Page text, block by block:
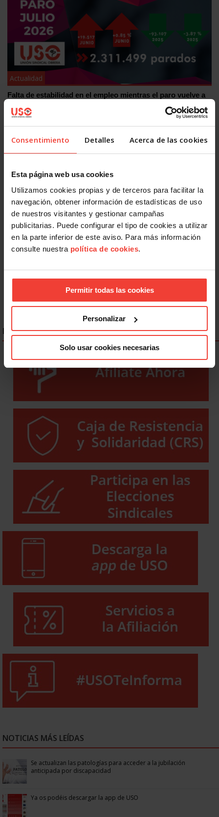
Consentimiento Detalles Acerca de las cookies
Esta página web usa cookies
Utilizamos cookies propias y de terceros para facilitar la
navegación, obtener información de estadísticas de uso
de nuestros visitantes y gestionar campañas
publicitarias. Puede configurar el tipo de cookies a utilizar
en la parte inferior de este aviso. Para más información
consulte nuestra política de cookies.
Permitir todas las cookies
Personalizar
Solo usar cookies necesarias
Actualidad
Falta de estabilidad en el empleo mientras el paro vuelve a
4 AGOSTO, 2026
Actualidad
Mercado laboral 2026: más indefinidos sobre el papel, más
precariedad en la práctica
31 JULIO, 2026
ENLACES DESTACADOS
NOTICIAS MÁS LEÍDAS
Se actualizan las patologías para acceder a la jubilación
anticipada por discapacidad
Ya os podéis descargar la app de USO